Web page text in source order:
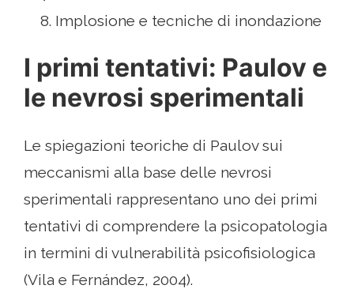
Implosione e tecniche di inondazione
I primi tentativi: Paulov e
le nevrosi sperimentali
Le spiegazioni teoriche di Paulov sui
meccanismi alla base delle nevrosi
sperimentali rappresentano uno dei primi
tentativi di comprendere la psicopatologia
in termini di vulnerabilità psicofisiologica
(Vila e Fernández, 2004).